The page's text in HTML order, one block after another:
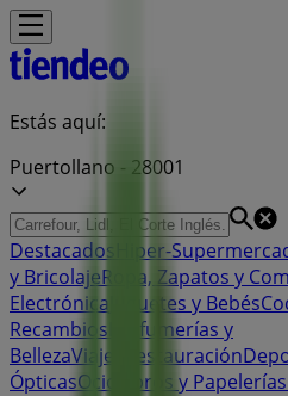
Estás aquí:
Puertollano - 28001
Destacados Hiper-
y BricolajeRopa, Zapatos y
Electrónica Juguetes y Bebés
Recambios Perfumerías y
BellezaViajes Restauración
ÓpticasOcio Libros y Papelerías